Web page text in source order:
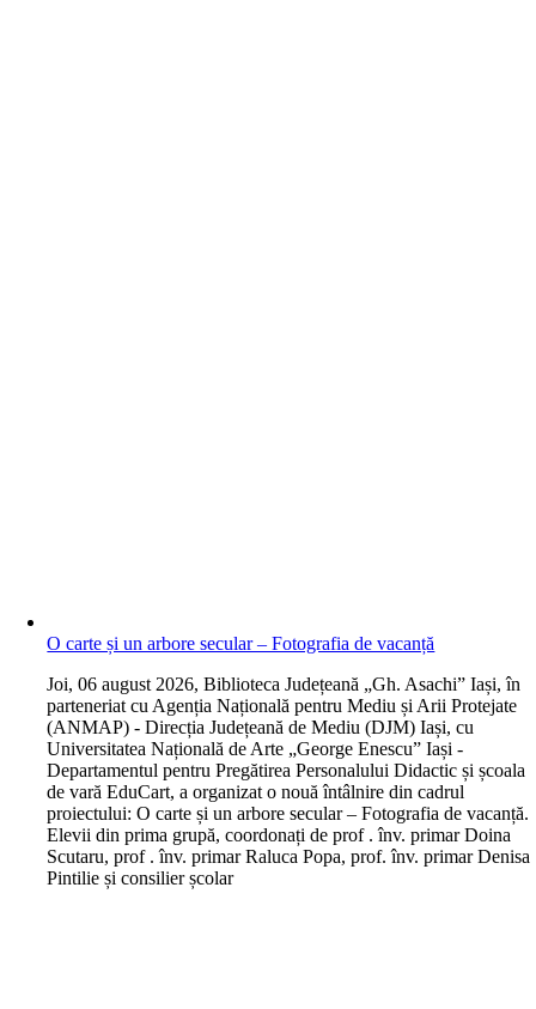
O carte și un arbore secular – Fotografia de vacanță
Joi, 06 august 2026, Biblioteca Județeană „Gh. Asachi” Iași, în
parteneriat cu Agenția Națională pentru Mediu și Arii Protejate
(ANMAP) - Direcția Județeană de Mediu (DJM) Iași, cu
Universitatea Națională de Arte „George Enescu” Iași -
Departamentul pentru Pregătirea Personalului Didactic și școala
de vară EduCart, a organizat o nouă întâlnire din cadrul
proiectului: O carte și un arbore secular – Fotografia de vacanță.
Elevii din prima grupă, coordonați de prof . înv. primar Doina
Scutaru, prof . înv. primar Raluca Popa, prof. înv. primar Denisa
Pintilie și consilier școlar